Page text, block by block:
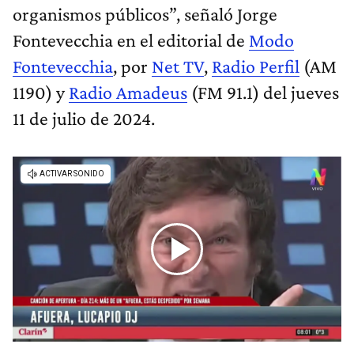
organismos públicos”, señaló Jorge
Fontevecchia en el editorial de Modo
Fontevecchia, por Net TV, Radio Perfil (AM
1190) yRadio Amadeus (FM 91.1) del jueves
11 de julio de 2024.